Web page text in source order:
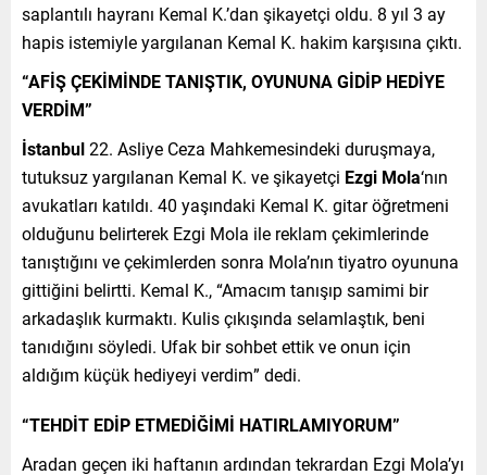
saplantılı hayranı Kemal K.’dan şikayetçi oldu. 8 yıl 3 ay
hapis istemiyle yargılanan Kemal K. hakim karşısına çıktı.
“AFİŞ ÇEKİMİNDE TANIŞTIK, OYUNUNA GİDİP HEDİYE
VERDİM”
İstanbul22. Asliye Ceza Mahkemesindeki duruşmaya,
tutuksuz yargılanan Kemal K. ve şikayetçi Ezgi Mola‘nın
avukatları katıldı. 40 yaşındaki Kemal K. gitar öğretmeni
olduğunu belirterek Ezgi Mola ile reklam çekimlerinde
tanıştığını ve çekimlerden sonra Mola’nın tiyatro oyununa
gittiğini belirtti. Kemal K., “Amacım tanışıp samimi bir
arkadaşlık kurmaktı. Kulis çıkışında selamlaştık, beni
tanıdığını söyledi. Ufak bir sohbet ettik ve onun için
aldığım küçük hediyeyi verdim” dedi.
“TEHDİT EDİP ETMEDİĞİMİ HATIRLAMIYORUM”
Aradan geçen iki haftanın ardından tekrardan Ezgi Mola’yı